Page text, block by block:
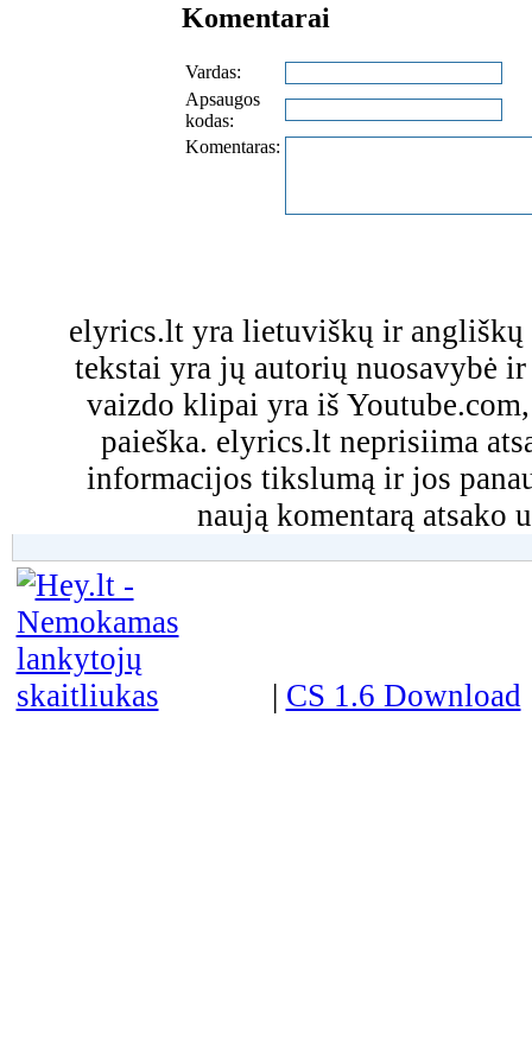
Komentarai
Vardas:
Apsaugos
kodas:
Komentaras:
elyrics.lt yra lietuviškų ir angliškų
tekstai yra jų autorių nuosavybė
vaizdo klipai yra iš
paieška. elyrics.lt neprisiima
informacijos tikslumą ir jos
naują komentarą atsako
| CS 1.6 Download